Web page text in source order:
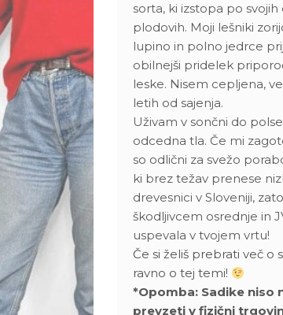
sorta, ki izstopa po
plodovih. Moji lešniki
lupino in polno jedrce
obilnejši pridelek
leske. Nisem cepljena,
letih od sajenja.
Uživam v sončni do
odcedna tla. Če mi
so odlični za svežo
ki brez težav prenese
drevesnici v Sloveniji,
škodljivcem osrednje in
uspevala v tvojem vrtu!
Če si želiš prebrati več o
ravno o tej temi!
*Opomba: Sadike niso
prevzeti v fizični